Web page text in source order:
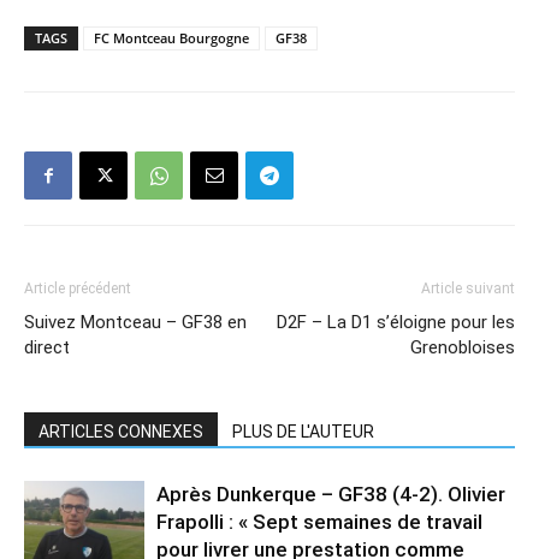
TAGS FC Montceau Bourgogne GF38
Article précédent
Suivez Montceau – GF38 en
direct
Article suivant
D2F – La D1 s’éloigne pour les
Grenobloises
ARTICLES CONNEXES PLUS DE L'AUTEUR
Après Dunkerque – GF38 (4-2). Olivier
Frapolli : « Sept semaines de travail
pour livrer une prestation comme